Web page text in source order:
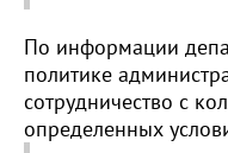
По информации
политике
сотрудничество с
определенных